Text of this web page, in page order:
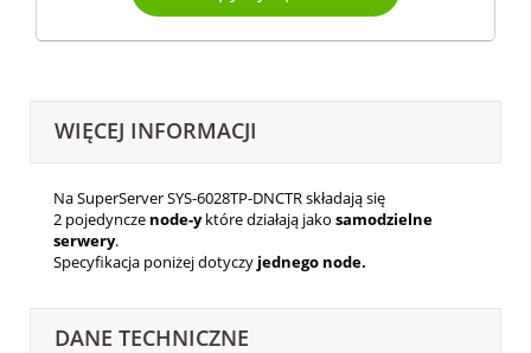
WIĘCEJ INFORMACJI
Na SuperServer SYS-6028TP-DNCTR składają się
2 pojedyncze node-yktóre działają jako samodzielne
serwery.
Specyfikacja poniżej dotyczy jednego node.
DANE TECHNICZNE